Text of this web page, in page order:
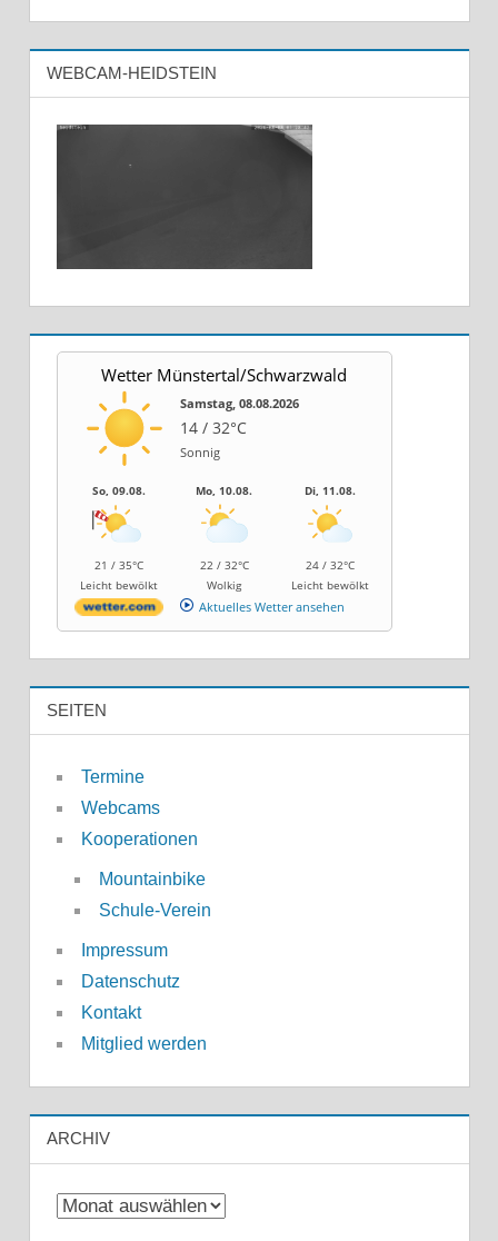
WEBCAM-HEIDSTEIN
Wetter Münstertal/Schwarzwald
Samstag, 08.08.2026
14 / 32°C
Sonnig
So, 09.08.
21 / 35°C
Leicht bewölkt
Mo, 10.08.
22 / 32°C
Wolkig
Di, 11.08.
24 / 32°C
Leicht bewölkt
Aktuelles Wetter ansehen
SEITEN
Termine
Webcams
Kooperationen
Mountainbike
Schule-Verein
Impressum
Datenschutz
Kontakt
Mitglied werden
ARCHIV
Archiv